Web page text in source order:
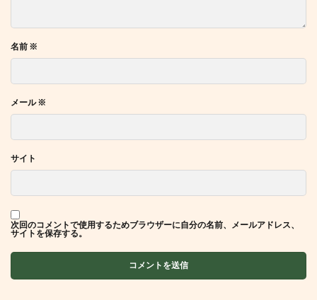
名前 ※
メール※
サイト
次回のコメントで使用するためブラウザーに自分の名前、メールアドレス、
サイトを保存する。